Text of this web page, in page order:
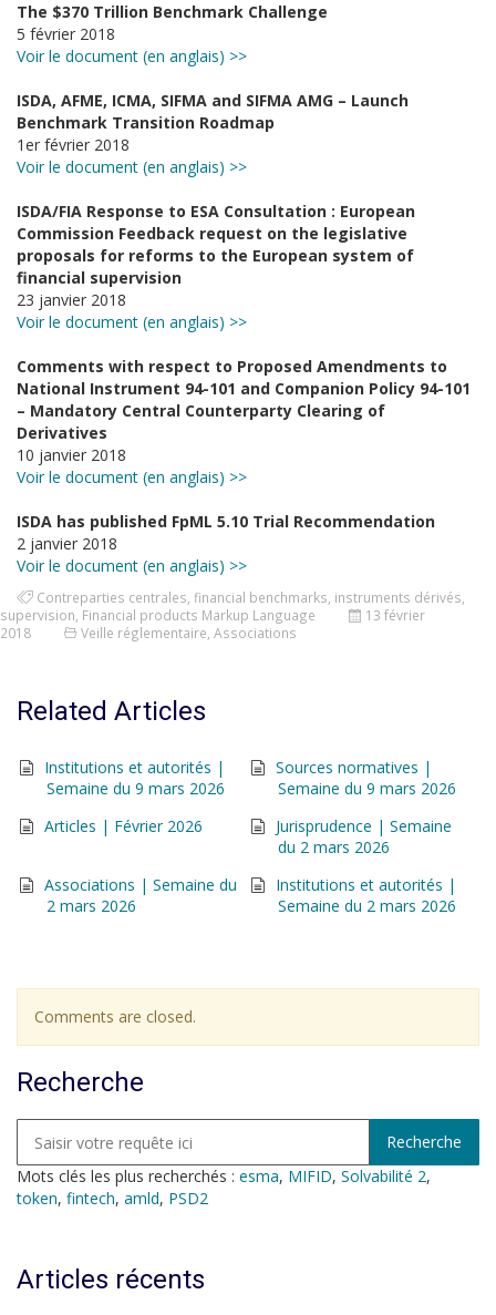
The $370 Trillion Benchmark Challenge
5 février 2018
Voir le document (en anglais) >>
ISDA, AFME, ICMA, SIFMA and SIFMA AMG – Launch
Benchmark Transition Roadmap
1er février 2018
Voir le document (en anglais) >>
ISDA/FIA Response to ESA Consultation : European
Commission Feedback request on the legislative
proposals for reforms to the European system of
financial supervision
23 janvier 2018
Voir le document (en anglais) >>
Comments with respect to Proposed Amendments to
National Instrument 94-101 and Companion Policy 94-101
– Mandatory Central Counterparty Clearing of
Derivatives
10 janvier 2018
Voir le document (en anglais) >>
ISDA has published FpML 5.10 Trial Recommendation
2 janvier 2018
Voir le document (en anglais) >>
Contreparties centrales financial benchmarks instruments dérivés
supervision Financial products Markup Language
13 février
2018
Veille réglementaire Associations
Related Articles
Institutions et autorités |
Semaine du 9 mars 2026
Sources normatives |
Semaine du 9 mars 2026
Articles | Février 2026
Jurisprudence | Semaine
du 2 mars 2026
Associations | Semaine du
2 mars 2026
Institutions et autorités |
Semaine du 2 mars 2026
Comments are closed.
Recherche
Mots clés les plus recherchés : esma, MIFID, Solvabilité 2,
token, fintech, amld, PSD2
Articles récents